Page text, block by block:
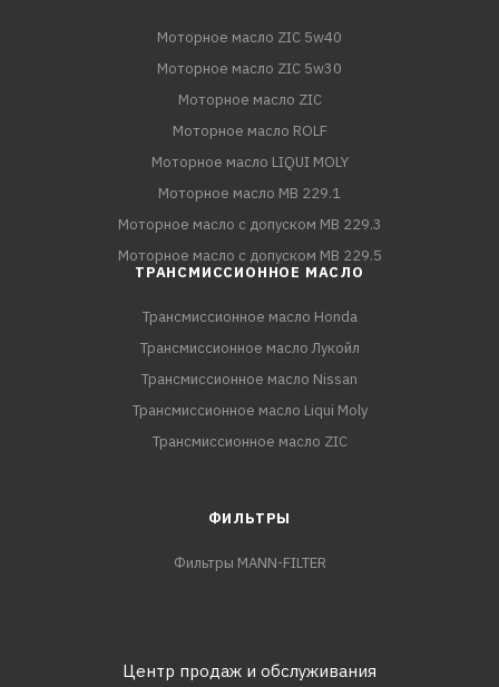
Моторное масло ZIC 5w40
Моторное масло ZIC 5w30
Моторное масло ZIC
Моторное масло ROLF
Моторное масло LIQUI MOLY
Моторное масло MB 229.1
Моторное масло с допуском MB 229.3
Моторное масло с допуском MB 229.5
ТРАНСМИССИОННОЕ МАСЛО
Трансмиссионное масло Honda
Трансмиссионное масло Лукойл
Трансмиссионное масло Nissan
Трансмиссионное масло Liqui Moly
Трансмиссионное масло ZIC
ФИЛЬТРЫ
Фильтры MANN-FILTER
Центр продаж и обслуживания